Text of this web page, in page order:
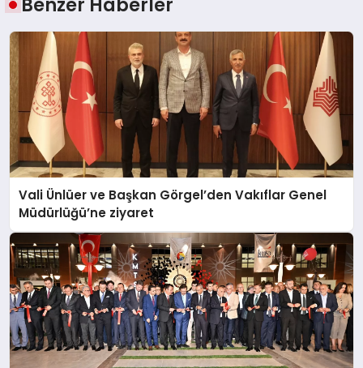
Vali Ünlüer ve Başkan Görgel’den Vakıflar Genel
Müdürlüğü’ne ziyaret